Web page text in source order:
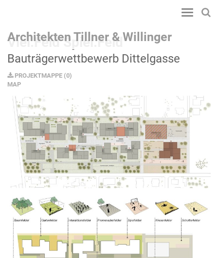
Toggle
Architekten Tillner & Willinger
Viel.Feld Spiel.Feld
Bauträgerwettbewerb Dittelgasse
PROJEKTMAPPE (0)
MAP